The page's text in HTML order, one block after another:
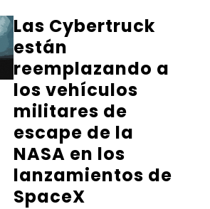
Las Cybertruck
están
reemplazando a
los vehículos
militares de
escape de la
NASA en los
lanzamientos de
SpaceX